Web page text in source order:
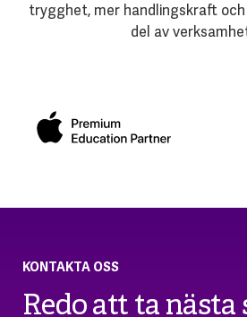
trygghet, mer handlingskraft
del av
KONTAKTA OSS
Redo att ta nästa